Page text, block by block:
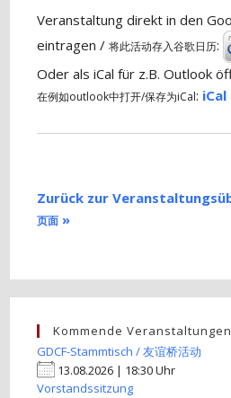
Veranstaltung direkt in den
eintragen /将此活动存入谷歌日历:
Oder als iCal für z.B. Outlook
在例如outlook中打开/保存为iCal: iCal
Zurück zur
页面 »
Kommende Veranstaltungen
GDCF-Stammtisch / 友谊桥活动
13.08.2026 | 18:30 Uhr
Vorstandssitzung